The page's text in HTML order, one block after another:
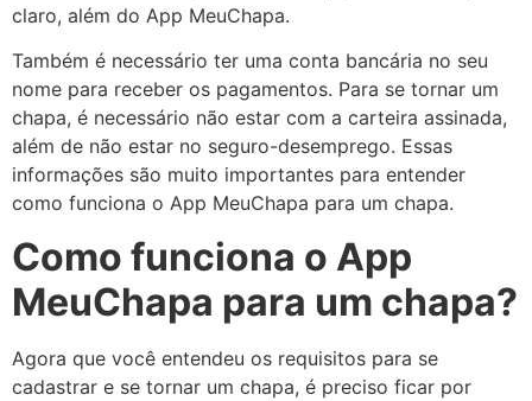
claro, além do App MeuChapa.
Também é necessário ter uma conta bancária no seu
nome para receber os pagamentos. Para se tornar um
chapa, é necessário não estar com a carteira assinada,
além de não estar no seguro-desemprego. Essas
informações são muito importantes para entender
como funciona o App MeuChapa para um chapa.
Como funciona o App
MeuChapa para um chapa?
Agora que você entendeu os requisitos para se
cadastrar e se tornar um chapa, é preciso ficar por